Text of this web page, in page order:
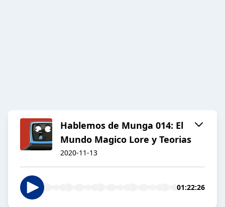
Hablemos de Munga 014: El
Mundo Magico Lore y Teorias
2020-11-13
01:22:26